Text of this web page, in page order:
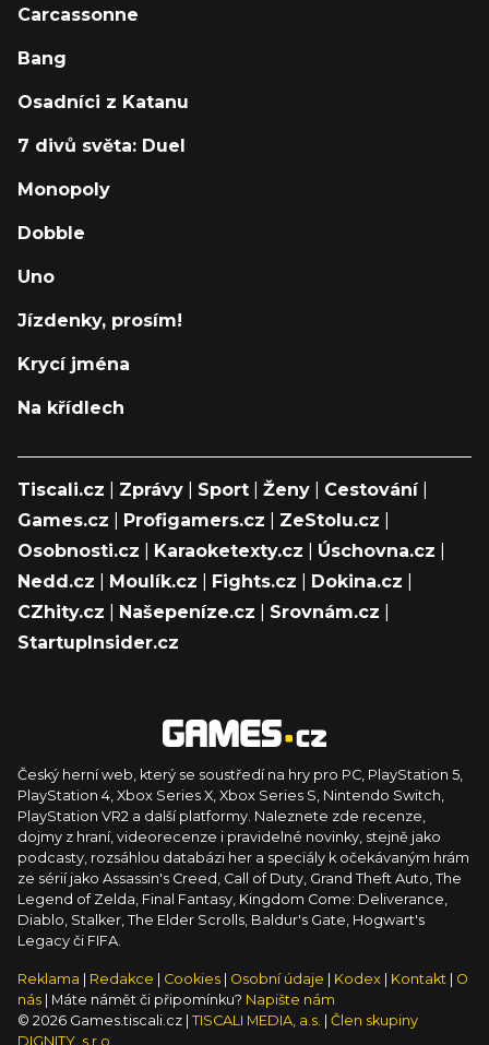
Carcassonne
Bang
Osadníci z Katanu
7 divů světa: Duel
Monopoly
Dobble
Uno
Jízdenky, prosím!
Krycí jména
Na křídlech
Tiscali.cz Zprávy Sport Ženy Cestování|
Games.cz
Profigamers.cz ZeStolu.cz
Osobnosti.cz
Karaoketexty.cz Úschovna.cz
Nedd.cz
Moulík.cz Fights.cz Dokina.cz
CZhity.cz
Našepeníze.cz Srovnám.cz
StartupInsider.cz
Český herní web, který se soustředí na hry pro PC, PlayStation 5,
PlayStation 4, Xbox Series X, Xbox Series S, Nintendo Switch,
PlayStation VR2 a další platformy. Naleznete zde recenze,
dojmy z hraní, videorecenze i pravidelné novinky, stejně jako
podcasty, rozsáhlou databázi her a speciály k očekávaným hrám
ze sérií jako Assassin's Creed, Call of Duty, Grand Theft Auto, The
Legend of Zelda, Final Fantasy, Kingdom Come: Deliverance,
Diablo, Stalker, The Elder Scrolls, Baldur's Gate, Hogwart's
Legacy či FIFA.
Reklama Redakce Cookies Osobní údaje Kodex Kontakt
O
nás
| Máte námět či připomínku? Napište nám
© 2026 Games.tiscali.cz | TISCALI MEDIA, a.s.
Člen skupiny
DIGNITY, s.r.o.